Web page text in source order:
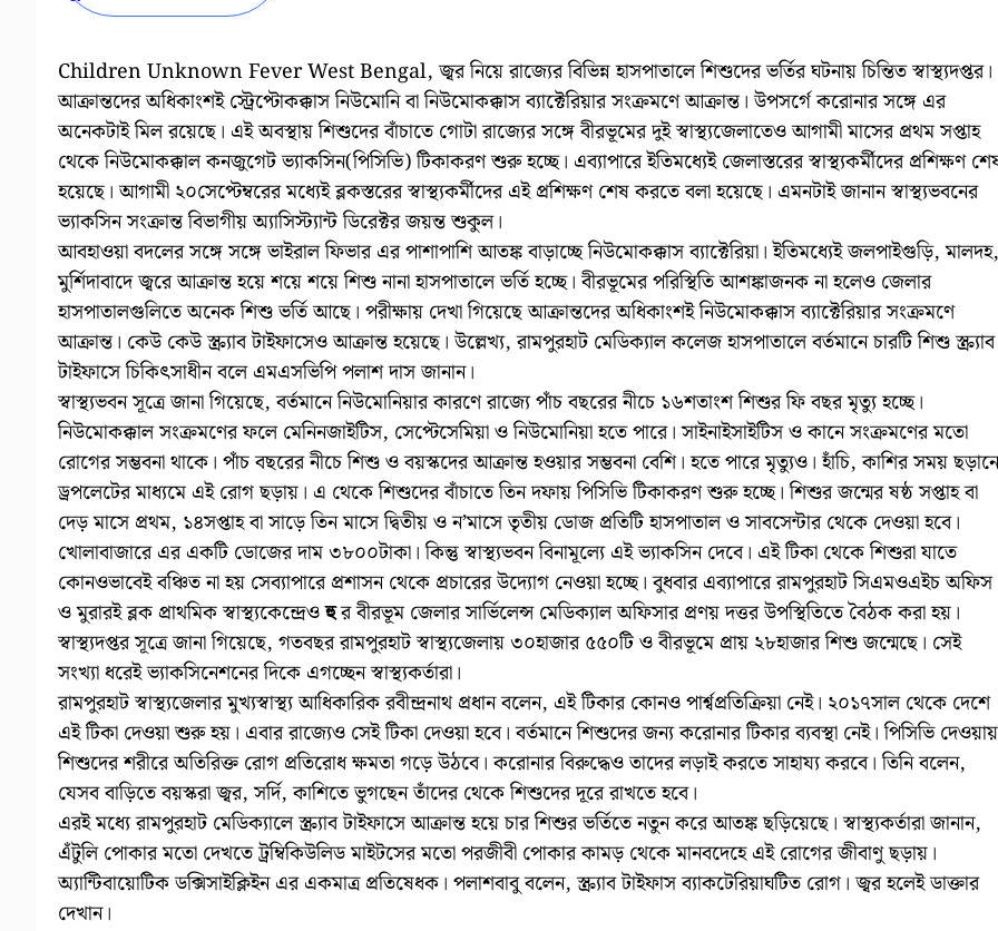
Children Unknown Fever West Bengal, জ্বর নিয়ে রাজ্যের বিভিন্ন হাসপাতালে শিশুদের ভর্তির ঘটনায় চিন্তিত স্বাস্থ্যদপ্তর।
আক্রান্তদের অধিকাংশই স্ট্রেপ্টোকক্কাস নিউমোনি বা নিউমোকক্কাস ব্যাক্টেরিয়ার সংক্রমণে আক্রান্ত। উপসর্গে করোনার সঙ্গে এর
অনেকটাই মিল রয়েছে। এই অবস্থায় শিশুদের বাঁচাতে গোটা রাজ্যের সঙ্গে বীরভূমের দুই স্বাস্থ্যজেলাতেও আগামী মাসের প্রথম সপ্তাহ
থেকে নিউমোকক্কাল কনজুগেট ভ্যাকসিন(পিসিভি) টিকাকরণ শুরু হচ্ছে। এব্যাপারে ইতিমধ্যেই জেলাস্তরের স্বাস্থ্যকর্মীদের প্রশিক্ষণ
হয়েছে। আগামী ২০সেপ্টেম্বরের মধ্যেই ব্লকস্তরের স্বাস্থ্যকর্মীদের এই প্রশিক্ষণ শেষ করতে বলা হয়েছে। এমনটাই জানান স্বাস্থ্যভবনের
ভ্যাকসিন সংক্রান্ত বিভাগীয় অ্যাসিস্ট্যান্ট ডিরেক্টর জয়ন্ত শুকুল।
আবহাওয়া বদলের সঙ্গে সঙ্গে ভাইরাল ফিভার এর পাশাপাশি আতঙ্ক বাড়াচ্ছে নিউমোকক্কাস ব্যাক্টেরিয়া। ইতিমধ্যেই জলপাইগুড়ি, মালদহ,
মুর্শিদাবাদে জ্বরে আক্রান্ত হয়ে শয়ে শয়ে শিশু নানা হাসপাতালে ভর্তি হচ্ছে। বীরভূমের পরিস্থিতি আশঙ্কাজনক না হলেও জেলার
হাসপাতালগুলিতে অনেক শিশু ভর্তি আছে। পরীক্ষায় দেখা গিয়েছে আক্রান্তদের অধিকাংশই নিউমোকক্কাস ব্যাক্টেরিয়ার সংক্রমণে
আক্রান্ত। কেউ কেউ স্ক্র্যাব টাইফাসেও আক্রান্ত হয়েছে। উল্লেখ্য, রামপুরহাট মেডিক্যাল কলেজ হাসপাতালে বর্তমানে চারটি শিশু স্ক্র্যাব
টাইফাসে চিকিৎসাধীন বলে এমএসভিপি পলাশ দাস জানান।
স্বাস্থ্যভবন সূত্রে জানা গিয়েছে, বর্তমানে নিউমোনিয়ার কারণে রাজ্যে পাঁচ বছরের নীচে ১৬শতাংশ শিশুর ফি বছর মৃত্যু হচ্ছে।
নিউমোকক্কাল সংক্রমণের ফলে মেনিনজাইটিস, সেপ্টেসেমিয়া ও নিউমোনিয়া হতে পারে। সাইনাইসাইটিস ও কানে সংক্রমণের মতো
রোগের সম্ভবনা থাকে। পাঁচ বছরের নীচে শিশু ও বয়স্কদের আক্রান্ত হওয়ার সম্ভবনা বেশি। হতে পারে মৃত্যুও। হাঁচি, কাশির সময়
ড্রপলেটের মাধ্যমে এই রোগ ছড়ায়। এ থেকে শিশুদের বাঁচাতে তিন দফায় পিসিভি টিকাকরণ শুরু হচ্ছে। শিশুর জন্মের ষষ্ঠ সপ্তাহ বা
দেড় মাসে প্রথম, ১৪সপ্তাহ বা সাড়ে তিন মাসে দ্বিতীয় ও ন’মাসে তৃতীয় ডোজ প্রতিটি হাসপাতাল ও সাবসেন্টার থেকে দেওয়া হবে।
খোলাবাজারে এর একটি ডোজের দাম ৩৮০০টাকা। কিন্তু স্বাস্থ্যভবন বিনামূল্যে এই ভ্যাকসিন দেবে। এই টিকা থেকে শিশুরা যাতে
কোনওভাবেই বঞ্চিত না হয় সেব্যাপারে প্রশাসন থেকে প্রচারের উদ্যোগ নেওয়া হচ্ছে। বুধবার এব্যাপারে রামপুরহাট সিএমওএইচ অফিস
ও মুরারই ব্লক প্রাথমিক স্বাস্থ্যকেন্দ্রেওহুর বীরভূম জেলার সার্ভিলেন্স মেডিক্যাল অফিসার প্রণয় দত্তর উপস্থিতিতে বৈঠক করা হয়।
স্বাস্থ্যদপ্তর সূত্রে জানা গিয়েছে, গতবছর রামপুরহাট স্বাস্থ্যজেলায় ৩০হাজার ৫৫০টি ও বীরভূমে প্রায় ২৮হাজার শিশু জন্মেছে। সেই
সংখ্যা ধরেই ভ্যাকসিনেশনের দিকে এগচ্ছেন স্বাস্থ্যকর্তারা।
রামপুরহাট স্বাস্থ্যজেলার মুখ্যস্বাস্থ্য আধিকারিক রবীন্দ্রনাথ প্রধান বলেন, এই টিকার কোনও পার্শ্বপ্রতিক্রিয়া নেই। ২০১৭সাল থেকে দেশে
এই টিকা দেওয়া শুরু হয়। এবার রাজ্যেও সেই টিকা দেওয়া হবে। বর্তমানে শিশুদের জন্য করোনার টিকার ব্যবস্থা নেই। পিসিভি দেওয়ায়
শিশুদের শরীরে অতিরিক্ত রোগ প্রতিরোধ ক্ষমতা গড়ে উঠবে। করোনার বিরুদ্ধেও তাদের লড়াই করতে সাহায্য করবে। তিনি বলেন,
যেসব বাড়িতে বয়স্করা জ্বর, সর্দি, কাশিতে ভুগছেন তাঁদের থেকে শিশুদের দূরে রাখতে হবে।
এরই মধ্যে রামপুরহাট মেডিক্যালে স্ক্র্যাব টাইফাসে আক্রান্ত হয়ে চার শিশুর ভর্তিতে নতুন করে আতঙ্ক ছড়িয়েছে। স্বাস্থ্যকর্তারা জানান,
এঁটুলি পোকার মতো দেখতে ট্রম্বিকিউলিড মাইটসের মতো পরজীবী পোকার কামড় থেকে মানবদেহে এই রোগের জীবাণু ছড়ায়।
অ্যান্টিবায়োটিক ডক্সিসাইক্লিইন এর একমাত্র প্রতিষেধক। পলাশবাবু বলেন, স্ক্র্যাব টাইফাস ব্যাকটেরিয়াঘটিত রোগ। জ্বর হলেই ডাক্তার
দেখান।